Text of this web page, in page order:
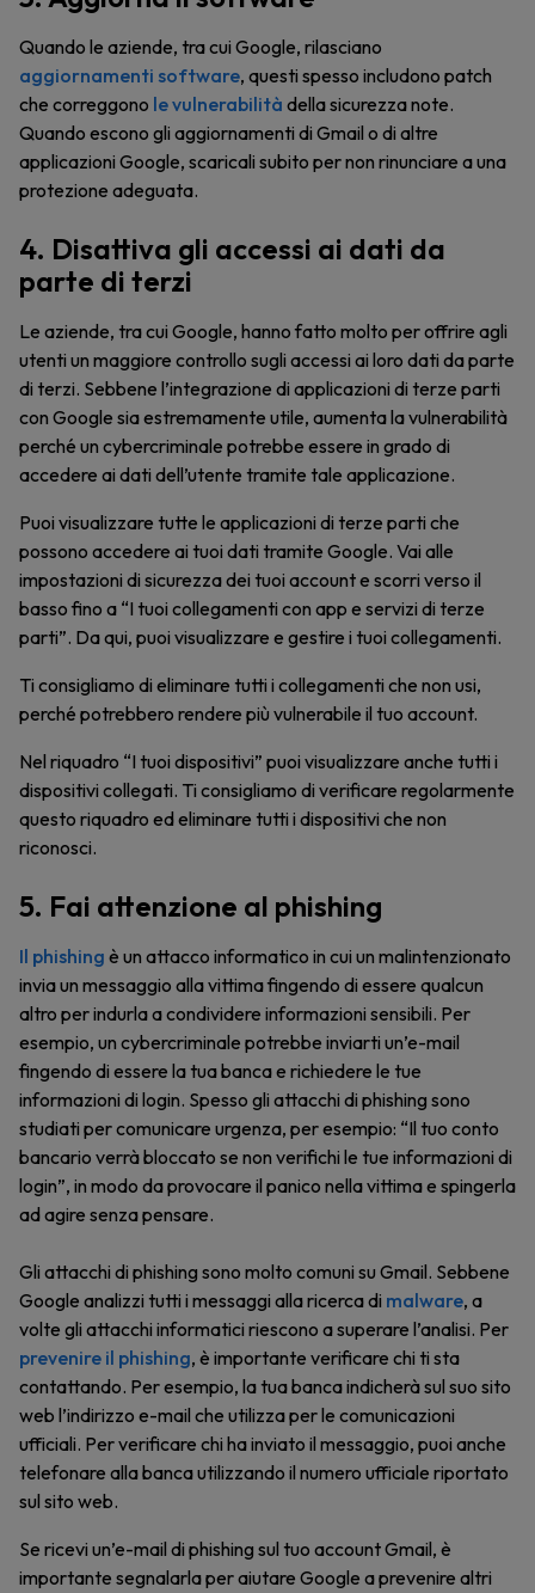
Quando le aziende, tra cui Google, rilasciano
aggiornamenti software, questi spesso includono patch
che correggono le vulnerabilità della sicurezza note.
Quando escono gli aggiornamenti di Gmail o di altre
applicazioni Google, scaricali subito per non rinunciare a una
protezione adeguata.
4. Disattiva gli accessi ai dati da
parte di terzi
Le aziende, tra cui Google, hanno fatto molto per offrire agli
utenti un maggiore controllo sugli accessi ai loro dati da parte
di terzi. Sebbene l’integrazione di applicazioni di terze parti
con Google sia estremamente utile, aumenta la vulnerabilità
perché un cybercriminale potrebbe essere in grado di
accedere ai dati dell’utente tramite tale applicazione.
Puoi visualizzare tutte le applicazioni di terze parti che
possono accedere ai tuoi dati tramite Google. Vai alle
impostazioni di sicurezza dei tuoi account e scorri verso il
basso fino a “I tuoi collegamenti con app e servizi di terze
parti”. Da qui, puoi visualizzare e gestire i tuoi collegamenti.
Ti consigliamo di eliminare tutti i collegamenti che non usi,
perché potrebbero rendere più vulnerabile il tuo account.
Nel riquadro “I tuoi dispositivi” puoi visualizzare anche tutti i
dispositivi collegati. Ti consigliamo di verificare regolarmente
questo riquadro ed eliminare tutti i dispositivi che non
riconosci.
5. Fai attenzione al phishing
Il phishing è un attacco informatico in cui un malintenzionato
invia un messaggio alla vittima fingendo di essere qualcun
altro per indurla a condividere informazioni sensibili. Per
esempio, un cybercriminale potrebbe inviarti un’e-mail
fingendo di essere la tua banca e richiedere le tue
informazioni di login. Spesso gli attacchi di phishing sono
studiati per comunicare urgenza, per esempio: “Il tuo conto
bancario verrà bloccato se non verifichi le tue informazioni di
login”, in modo da provocare il panico nella vittima e spingerla
ad agire senza pensare.
Gli attacchi di phishing sono molto comuni su Gmail. Sebbene
Google analizzi tutti i messaggi alla ricerca di malware, a
volte gli attacchi informatici riescono a superare l’analisi. Per
prevenire il phishing, è importante verificare chi ti sta
contattando. Per esempio, la tua banca indicherà sul suo sito
web l’indirizzo e-mail che utilizza per le comunicazioni
ufficiali. Per verificare chi ha inviato il messaggio, puoi anche
telefonare alla banca utilizzando il numero ufficiale riportato
sul sito web.
Se ricevi un’e-mail di phishing sul tuo account Gmail, è
importante segnalarla per aiutare Google a prevenire altri